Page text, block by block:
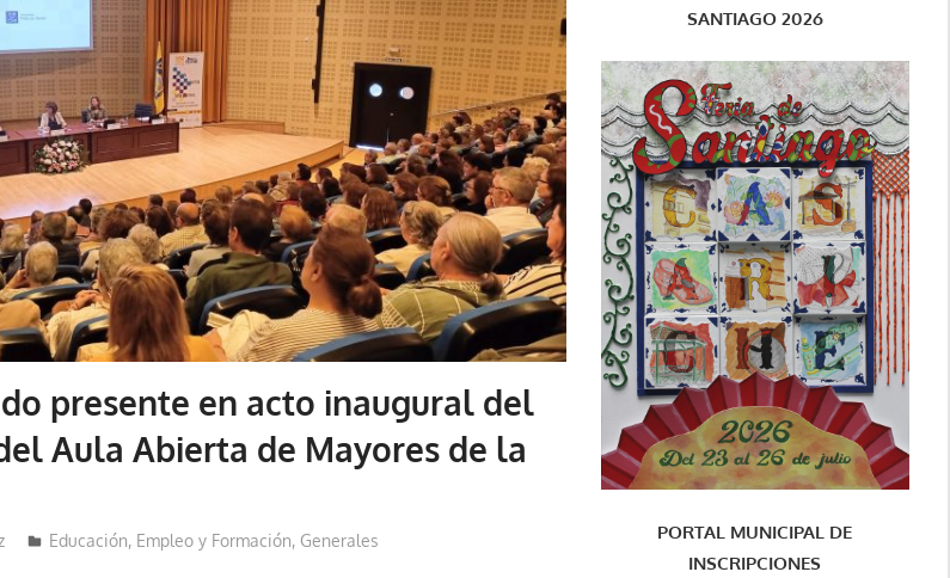
presente en acto inaugural del
Aula Abierta de Mayores de la
Educación, Empleo y Formación, Generales
SANTIAGO 2026
PORTAL MUNICIPAL DE
INSCRIPCIONES